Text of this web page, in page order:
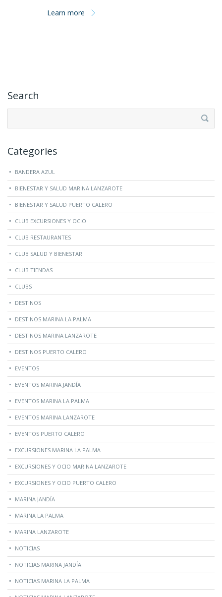
Learn more
Search
Categories
BANDERA AZUL
BIENESTAR Y SALUD MARINA LANZAROTE
BIENESTAR Y SALUD PUERTO CALERO
CLUB EXCURSIONES Y OCIO
CLUB RESTAURANTES
CLUB SALUD Y BIENESTAR
CLUB TIENDAS
CLUBS
DESTINOS
DESTINOS MARINA LA PALMA
DESTINOS MARINA LANZAROTE
DESTINOS PUERTO CALERO
EVENTOS
EVENTOS MARINA JANDÍA
EVENTOS MARINA LA PALMA
EVENTOS MARINA LANZAROTE
EVENTOS PUERTO CALERO
EXCURSIONES MARINA LA PALMA
EXCURSIONES Y OCIO MARINA LANZAROTE
EXCURSIONES Y OCIO PUERTO CALERO
MARINA JANDÍA
MARINA LA PALMA
MARINA LANZAROTE
NOTICIAS
NOTICIAS MARINA JANDÍA
NOTICIAS MARINA LA PALMA